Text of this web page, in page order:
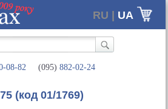
RU | UA
08-82 (095) 882-02-24
(код 01/1769)